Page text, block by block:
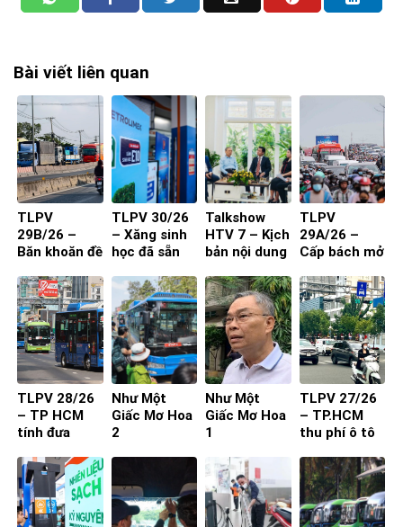
Bài viết liên quan
TLPV
29B/26 –
Băn khoăn đề
29 chỗ vào
nội đô
TP.HCM
TLPV 30/26
– Xăng sinh
học đã sẵn
Talkshow
HTV 7 – Kịch
bản nội dung
người
TLPV
29A/26 –
Cấp bách mở
TLPV 28/26
– TP HCM
tính đưa
vào đường
nhỏ, khu dân
cư
Như Một
Giấc Mơ Hoa
2
Như Một
Giấc Mơ Hoa
1
TLPV 27/26
– TP.HCM
thu phí ô tô
tâm: Làm
sao để người
dân đồng
thuận?